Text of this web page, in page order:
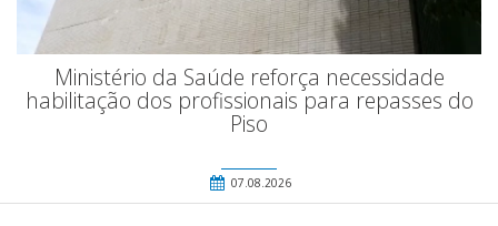
Ministério da Saúde reforça necessidade
habilitação dos profissionais para repasses do
Piso
07.08.2026